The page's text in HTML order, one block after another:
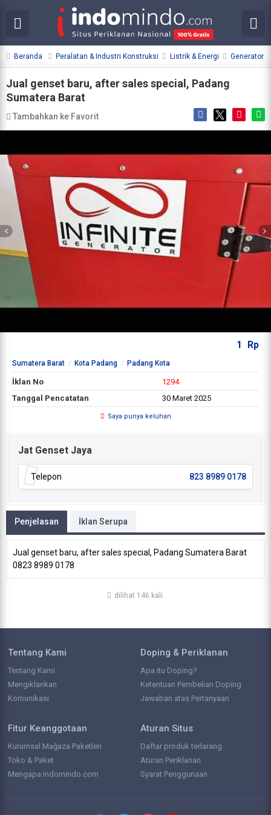
Beranda Peralatan & Industri Konstruksi Listrik & Energi Generator
Jual genset baru, after sales special, Padang
Sumatera Barat
Tambahkan ke Favorit
1 Rp
Sumatera Barat Kota Padang Padang Kota
İklan No
1294
Tanggal Pencatatan
30 Maret 2025
Saya punya keluhan
Jat Genset Jaya
Telepon 823 8989 0178
Penjelasan İklan Serupa
Jual genset baru, after sales special, Padang Sumatera Barat
0823 8989 0178
dilihat 146 kali.
Tentang Kami
Tentang Kami
Mengiklankan
Komunikasi
Doping & Periklanan
Apa itu Doping?
Ketentuan Pembelian Doping
Jawaban atas Pertanyaan
Fitur Keanggotaan
Kurumsal Mağaza Paketleri
Toko & Paket
Mengapa indomindo.com
Aturan Situs
Daftar produk terlarang
Aturan Periklanan
Syarat Penggunaan